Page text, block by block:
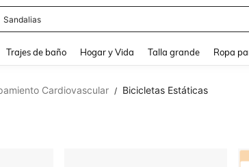
Tops
Trajes de baño Hogar y Vida Talla grande Ropa
Cardiovascular / Bicicletas Estáticas